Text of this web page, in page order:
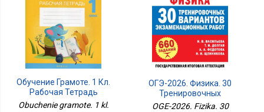
Обучение Грамоте. 1 Кл.
Рабочая Тетрадь
Obuchenie gramote. 1 kl.
ОГЭ-2026. Физика. 30
Тренировочных
Вариантов
OGE-2026. Fizika. 30